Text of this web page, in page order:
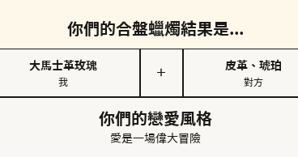
你們的合盤蠟燭結果是...
大馬士革玫瑰
我
＋
皮革、琥珀
對方
你們的戀愛風格
愛是一場偉大冒險